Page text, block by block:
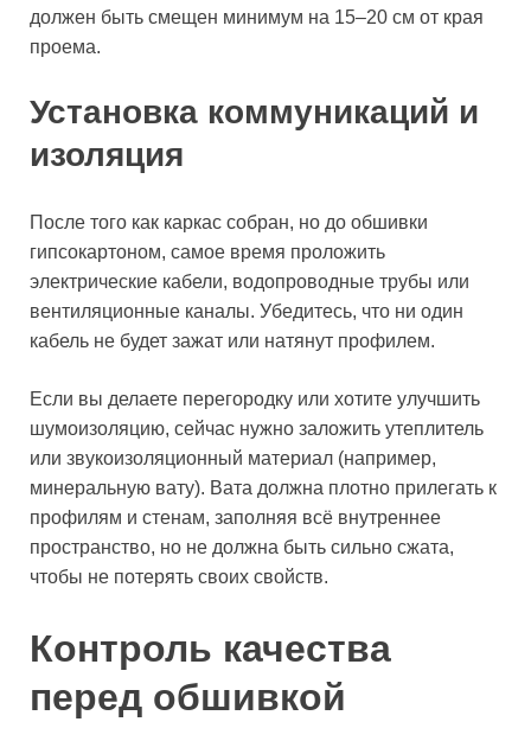
должен быть смещен минимум на 15–20 см от края
проема.
Установка коммуникаций и
изоляция
После того как каркас собран, но до обшивки
гипсокартоном, самое время проложить
электрические кабели, водопроводные трубы или
вентиляционные каналы. Убедитесь, что ни один
кабель не будет зажат или натянут профилем.
Если вы делаете перегородку или хотите улучшить
шумоизоляцию, сейчас нужно заложить утеплитель
или звукоизоляционный материал (например,
минеральную вату). Вата должна плотно прилегать к
профилям и стенам, заполняя всё внутреннее
пространство, но не должна быть сильно сжата,
чтобы не потерять своих свойств.
Контроль качества
перед обшивкой